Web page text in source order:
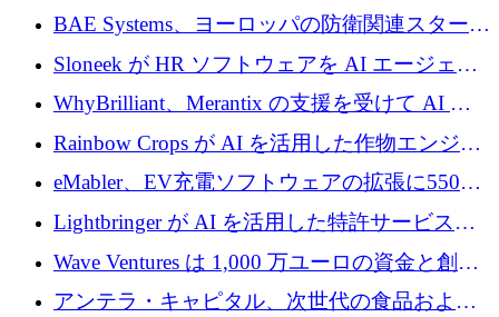
オを拡大するためにシリーズ A で 1,300 万ド
ルを調達
BAE Systems、ヨーロッパの防衛関連スタート
アップの規模拡大を支援するために 5,000 万
ユーロの支援を開始
Sloneek が HR ソフトウェアを AI エージェン
トに変えるために 600 万ドルを調達
WhyBrilliant、Merantix の支援を受けて AI 求
人マッチングを拡大するために 100 万ユーロ
Rainbow Crops が AI を活用した作物エンジニ
アリングを拡張するために 970 万ユーロを調
eMabler、EV充電ソフトウェアの拡張に550万
ユーロを確保
Lightbringer が AI を活用した特許サービスを
拡大するために 1,000 万ドルを調達
Wave Ventures は 1,000 万ユーロの資金と創設
者補助金で 10 周年を迎える
アンテラ・キャピタル、次世代の食品および